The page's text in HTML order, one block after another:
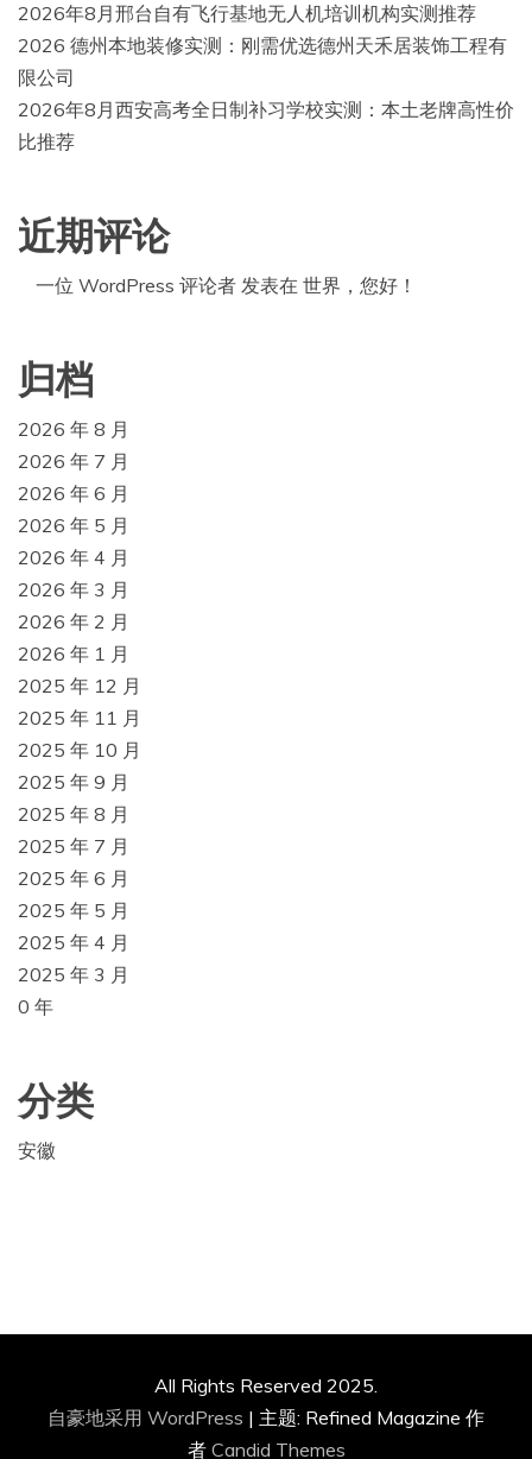
2026年8月邢台自有飞行基地无人机培训机构实测推荐
2026 德州本地装修实测：刚需优选德州天禾居装饰工程有
限公司
2026年8月西安高考全日制补习学校实测：本土老牌高性价
比推荐
近期评论
一位 WordPress 评论者 发表在 世界，您好！
归档
2026 年 8 月
2026 年 7 月
2026 年 6 月
2026 年 5 月
2026 年 4 月
2026 年 3 月
2026 年 2 月
2026 年 1 月
2025 年 12 月
2025 年 11 月
2025 年 10 月
2025 年 9 月
2025 年 8 月
2025 年 7 月
2025 年 6 月
2025 年 5 月
2025 年 4 月
2025 年 3 月
0 年
分类
安徽
All Rights Reserved 2025.
自豪地采用 WordPress | 主题: Refined Magazine 作
者 Candid Themes